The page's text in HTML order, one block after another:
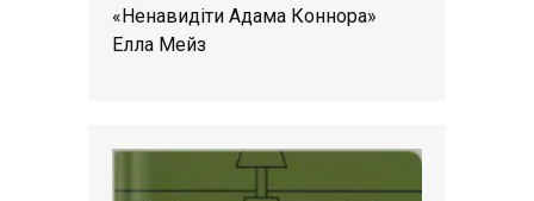
«Ненавидіти Адама Коннора»
Елла Мейз